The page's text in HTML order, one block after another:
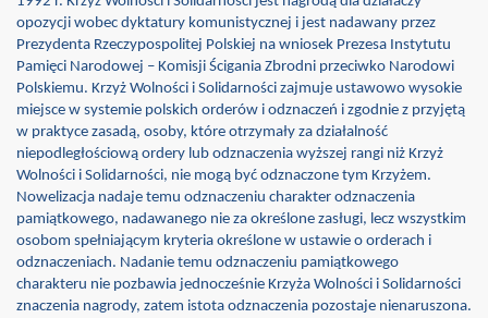
opozycji wobec dyktatury komunistycznej i jest nadawany przez
Prezydenta Rzeczypospolitej Polskiej na wniosek Prezesa Instytutu
Pamięci Narodowej – Komisji Ścigania Zbrodni przeciwko Narodowi
Polskiemu. Krzyż Wolności i Solidarności zajmuje ustawowo wysokie
miejsce w systemie polskich orderów i odznaczeń i zgodnie z przyjętą
w praktyce zasadą, osoby, które otrzymały za działalność
niepodległościową ordery lub odznaczenia wyższej rangi niż Krzyż
Wolności i Solidarności, nie mogą być odznaczone tym Krzyżem.
Nowelizacja nadaje temu odznaczeniu charakter odznaczenia
pamiątkowego, nadawanego nie za określone zasługi, lecz wszystkim
osobom spełniającym kryteria określone w ustawie o orderach i
odznaczeniach. Nadanie temu odznaczeniu pamiątkowego
charakteru nie pozbawia jednocześnie Krzyża Wolności i Solidarności
znaczenia nagrody, zatem istota odznaczenia pozostaje nienaruszona.